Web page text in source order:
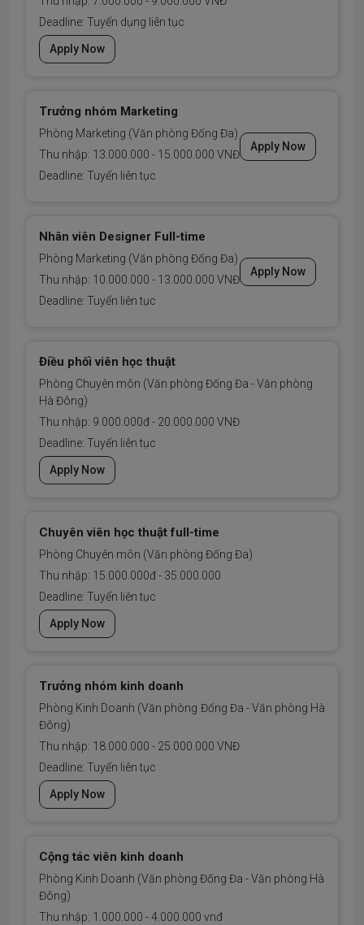
Deadline: Tuyển dụng liên tục
Apply Now
Trưởng nhóm Marketing
Phòng Marketing (Văn phòng Đống Đa)
Thu nhập: 13.000.000 - 15.000.000 VNĐ
Deadline: Tuyển liên tục
Apply Now
Nhân viên Designer Full-time
Phòng Marketing (Văn phòng Đống Đa)
Thu nhập: 10.000.000 - 13.000.000 VNĐ
Deadline: Tuyển liên tục
Apply Now
Điều phối viên học thuật
Phòng Chuyên môn (Văn phòng Đống Đa - Văn phòng
Hà Đông)
Thu nhập: 9.000.000đ - 20.000.000 VNĐ
Deadline: Tuyển liên tục
Apply Now
Chuyên viên học thuật full-time
Phòng Chuyên môn (Văn phòng Đống Đa)
Thu nhập: 15.000.000đ - 35.000.000
Deadline: Tuyển liên tục
Apply Now
Trưởng nhóm kinh doanh
Phòng Kinh Doanh (Văn phòng Đống Đa - Văn phòng Hà
Đông)
Thu nhập: 18.000.000 - 25.000.000 VNĐ
Deadline: Tuyển liên tục
Apply Now
Cộng tác viên kinh doanh
Phòng Kinh Doanh (Văn phòng Đống Đa - Văn phòng Hà
Đông)
Thu nhập: 1.000.000 - 4.000.000 vnđ